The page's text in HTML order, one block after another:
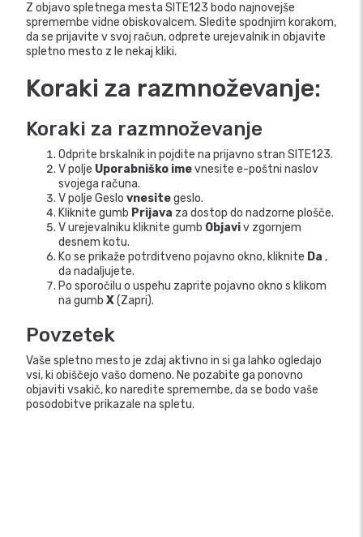
Z objavo spletnega mesta SITE123 bodo najnovejše
spremembe vidne obiskovalcem. Sledite spodnjim korakom,
da se prijavite v svoj račun, odprete urejevalnik in objavite
spletno mesto z le nekaj kliki.
Koraki za razmnoževanje:
Koraki za razmnoževanje
Odprite brskalnik in pojdite na prijavno stran SITE123.
V polje Uporabniško imevnesite e-poštni naslov
svojega računa.
V polje Geslo vnesitegeslo.
Kliknite gumb Prijava za dostop do nadzorne plošče.
V urejevalniku kliknite gumb Objaviv zgornjem
desnem kotu.
Ko se prikaže potrditveno pojavno okno, kliknite Da ,
da nadaljujete.
Po sporočilu o uspehu zaprite pojavno okno s klikom
na gumb X(Zapri).
Povzetek
Vaše spletno mesto je zdaj aktivno in si ga lahko ogledajo
vsi, ki obiščejo vašo domeno. Ne pozabite ga ponovno
objaviti vsakič, ko naredite spremembe, da se bodo vaše
posodobitve prikazale na spletu.